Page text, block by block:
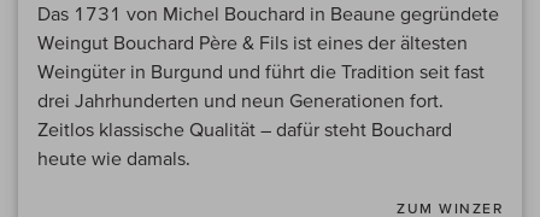
Das 1731 von Michel Bouchard in Beaune gegründete
Weingut Bouchard Père & Fils ist eines der ältesten
Weingüter in Burgund und führt die Tradition seit fast
drei Jahrhunderten und neun Generationen fort.
Zeitlos klassische Qualität – dafür steht Bouchard
heute wie damals.
ZUM WINZER